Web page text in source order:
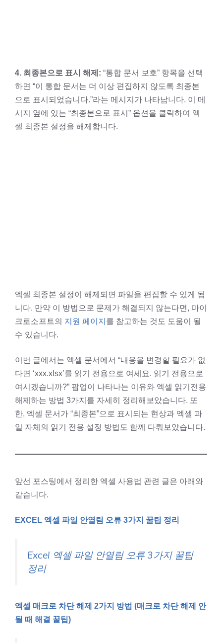
4. 최종본으로 표시 해제: “통합 문서 보호” 항목을 선택
하면 “이 통합 문서는 더 이상 편집하지 않도록 최종본
으로 표시되었습니다.”라는 메시지가 나타납니다. 이 메
시지 옆에 있는 “최종본으로 표시” 옵션을 클릭하여 엑
셀 최종본 설정을 해제합니다.
엑셀 최종본 설정이 해제되면 파일을 편집할 수 있게 됩
니다. 만약 이 방법으로 문제가 해결되지 않는다면, 마이
크로소프트의 지원 페이지 를 참고하는 것도 도움이 될
수 있습니다.
이번 글에서는 엑셀 문서에서 “내용을 변경할 필요가 없
다면 ‘xxx.xlsx’를 읽기 전용으로 여세요. 읽기 전용으로
여시겠습니까?” 팝업이 나타나는 이유와 엑셀 읽기전용
해제하는 방법 3가지를 자세히 정리해보았습니다. 또
한, 엑셀 문서가 “최종본”으로 표시되는 현상과 엑셀 파
일 자체의 읽기 전용 설정 방법도 함께 다뤄보았습니다.
앞선 포스팅에서 정리한 엑셀 사용법 관련 글은 아래와
같습니다.
EXCEL 엑셀 파일 안열림 오류 3가지 꿀팁 정리
Excel 엑셀 파일 안열림 오류 3가지 꿀팁
정리
엑셀 매크로 차단 해제 2가지 방법 (매크로 차단 해제 안
될 때 해결 꿀팁)